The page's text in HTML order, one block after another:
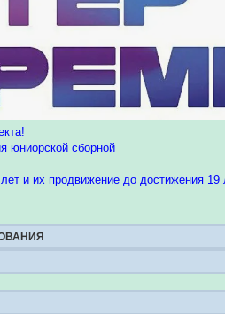
юниорской сборной
и их продвижение до достижения 19